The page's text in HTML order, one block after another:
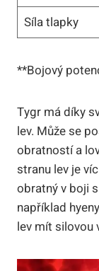
Síla tlapky
**Bojový
Tygr má díky
lev. Může se
obratností a
stranu lev je
obratný v boji
například
lev mít silovou